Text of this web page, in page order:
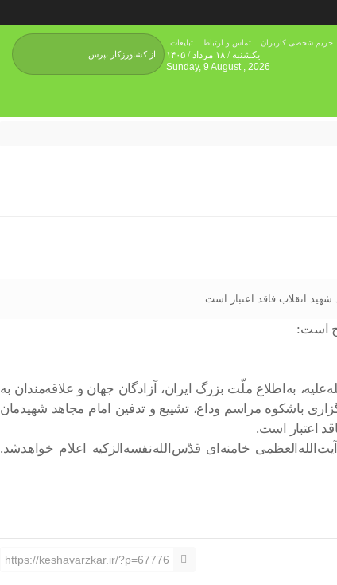
تبلیغات تماس و ارتباط حریم شخصی کاربران
یکشنبه / ۱۸ مرداد / ۱۴۰۵
Sunday, 9 August , 2026
انقلاب فاقد اعتبار است.
به‌اطلاع ملّت بزرگ ایران، آزادگان جهان و علاقه‌مندان به
باشکوه مراسم وداع، تشییع و تدفین امام مجاهد شهیدمان
اعتبار است.
خامنه‌ای‌ قدّس‌الله‌نفسه‌الزکیه اعلام خواهدشد.
https://keshavarzkar.ir/?p=67776